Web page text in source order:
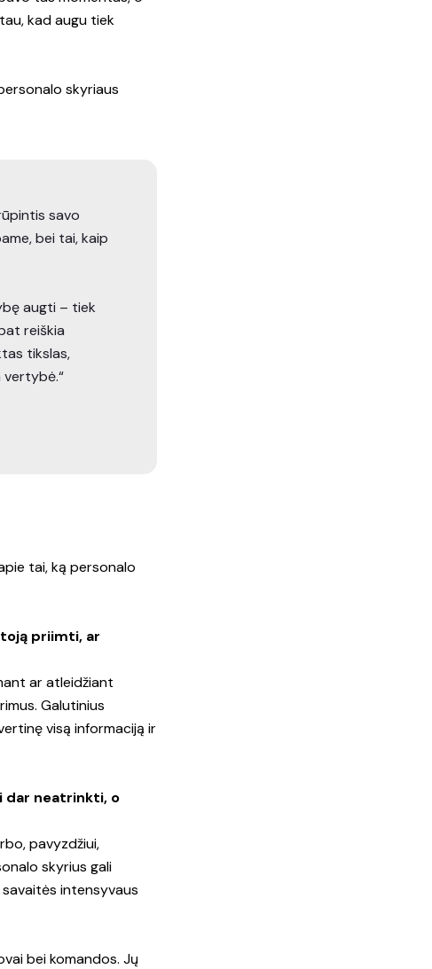
kad augu tiek
skyriaus
savo
bei tai, kaip
augti – tiek
reiškia
tikslas,
tai, ką personalo
priimti, ar
ar atleidžiant
Galutinius
visą informaciją ir
dar neatrinkti, o
pavyzdžiui,
skyrius gali
intensyvaus
bei komandos. Jų